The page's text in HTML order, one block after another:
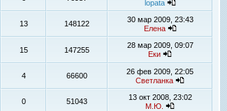
lopata
13 148122
30 мар 2009, 23:43
Елена
15 147255
28 мар 2009, 09:07
Еки
4 66600
26 фев 2009, 22:05
Светланка
0 51043
13 окт 2008, 23:02
М.Ю.